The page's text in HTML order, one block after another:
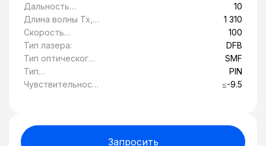
Дальность
передачи, км:
10
Длина волны Tx,
нм:
1 310
Скорость
передачи
данных, Гбит/c:
100
Тип лазера:
DFB
Тип оптического
волокна:
SMF
Тип
фотоприемника:
PIN
Чувствительност
≤-9.5
Запросить